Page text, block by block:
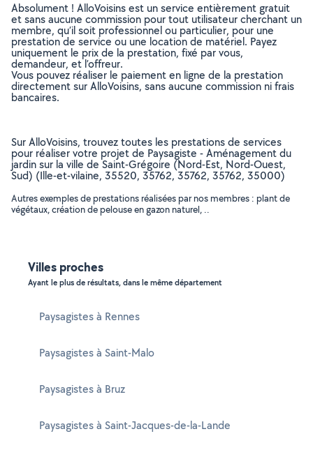
Absolument ! AlloVoisins est un service entièrement gratuit
et sans aucune commission pour tout utilisateur cherchant un
membre, qu’il soit professionnel ou particulier, pour une
prestation de service ou une location de matériel. Payez
uniquement le prix de la prestation, fixé par vous,
demandeur, et l’offreur.
Vous pouvez réaliser le paiement en ligne de la prestation
directement sur AlloVoisins, sans aucune commission ni frais
bancaires.
Sur AlloVoisins, trouvez toutes les prestations de services
pour réaliser votre projet de Paysagiste - Aménagement du
jardin sur la ville de Saint-Grégoire (Nord-Est, Nord-Ouest,
Sud) (Ille-et-vilaine, 35520, 35762, 35762, 35762, 35000)
Autres exemples de prestations réalisées par nos membres : plant de
végétaux, création de pelouse en gazon naturel, ..
Villes proches
Ayant le plus de résultats, dans le même département
Paysagistes à Rennes
Paysagistes à Saint-Malo
Paysagistes à Bruz
Paysagistes à Saint-Jacques-de-la-Lande